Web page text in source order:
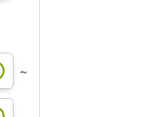
～